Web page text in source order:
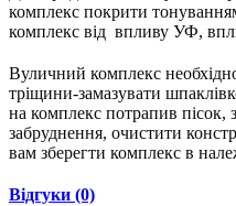
комплекс покрити
комплекс від впливу УФ,
Вуличний комплекс
тріщини-замазувати
на комплекс потрапив пісок,
забруднення, очистити
вам зберегти комплекс в
Відгуки (0)